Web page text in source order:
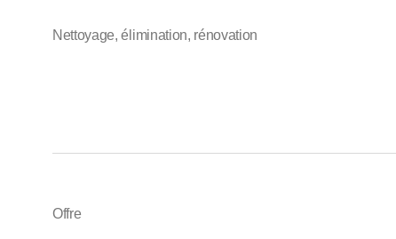
Nettoyage, élimination, rénovation
Offre